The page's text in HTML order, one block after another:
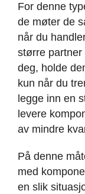
For denne
de møter de
når du
større partner
deg, holde
kun når du
legge inn en
levere
av mindre
På denne
med
en slik